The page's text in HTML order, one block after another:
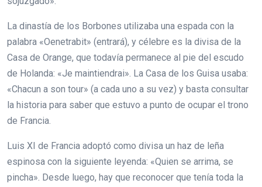
La dinastía de los Borbones utilizaba una espada con la
palabra «Oenetrabit» (entrará), y célebre es la divisa de la
Casa de Orange, que todavía permanece al pie del escudo
de Holanda: «Je maintiendrai». La Casa de los Guisa usaba:
«Chacun a son tour» (a cada uno a su vez) y basta consultar
la historia para saber que estuvo a punto de ocupar el trono
de Francia.
Luis XI de Francia adoptó como divisa un haz de leña
espinosa con la siguiente leyenda: «Quien se arrima, se
pincha». Desde luego, hay que reconocer que tenía toda la